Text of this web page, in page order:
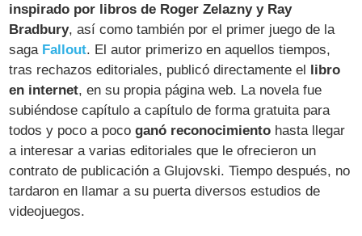
inspirado por libros de Roger Zelazny y Ray
Bradbury, así como también por el primer juego de la
saga Fallout. El autor primerizo en aquellos tiempos,
tras rechazos editoriales, publicó directamente el libro
en internet, en su propia página web. La novela fue
subiéndose capítulo a capítulo de forma gratuita para
todos y poco a pocoganó reconocimiento hasta llegar
a interesar a varias editoriales que le ofrecieron un
contrato de publicación a Glujovski. Tiempo después, no
tardaron en llamar a su puerta diversos estudios de
videojuegos.